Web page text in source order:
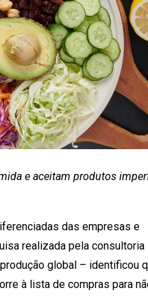
e aceitam produtos
das empresas e
realizada pela consultoria
global – identificou
à lista de compras para